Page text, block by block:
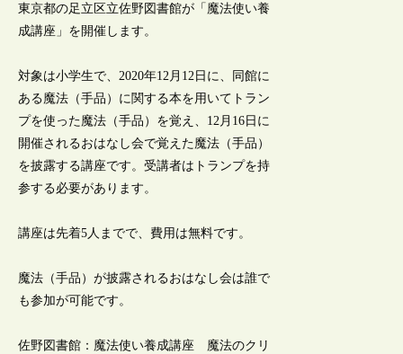
東京都の足立区立佐野図書館が「魔法使い養
成講座」を開催します。
対象は小学生で、2020年12月12日に、同館に
ある魔法（手品）に関する本を用いてトラン
プを使った魔法（手品）を覚え、12月16日に
開催されるおはなし会で覚えた魔法（手品）
を披露する講座です。受講者はトランプを持
参する必要があります。
講座は先着5人までで、費用は無料です。
魔法（手品）が披露されるおはなし会は誰で
も参加が可能です。
佐野図書館：魔法使い養成講座 魔法のクリ